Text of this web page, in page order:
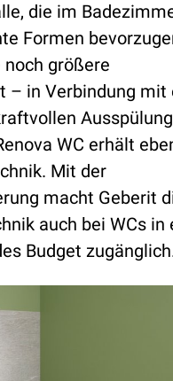
die im
Formen
größere
– in Verbindung mit
WC erhält
Mit der
macht Geberit
auch bei WCs in
Budget